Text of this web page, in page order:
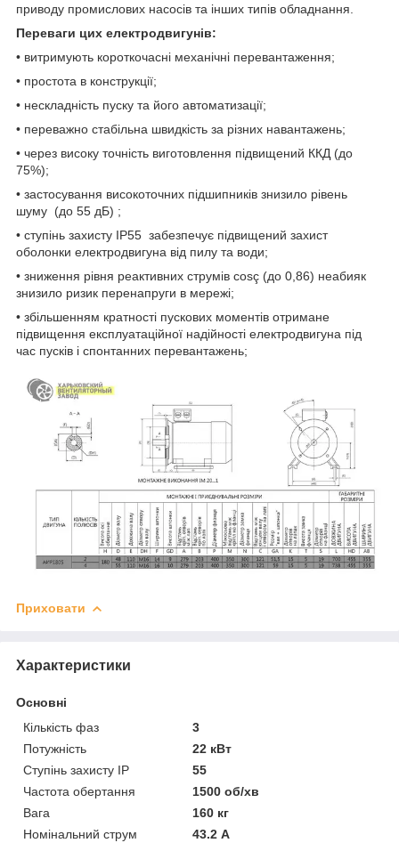
приводу промислових насосів та інших типів обладнання.
Переваги цих електродвигунів:
• витримують короткочасні механічні перевантаження;
• простота в конструкції;
• нескладність пуску та його автоматизації;
• переважно стабільна швидкість за різних навантажень;
• через високу точність виготовлення підвищений ККД (до
75%);
• застосування високоточних підшипників знизило рівень
шуму (до 55 дБ) ;
• ступінь захисту IP55 забезпечує підвищений захист
оболонки електродвигуна від пилу та води;
• зниження рівня реактивних струмів cosç (до 0,86) неабияк
знизило ризик перенапруги в мережі;
• збільшенням кратності пускових моментів отримане
підвищення експлуатаційної надійності електродвигуна під
час пусків і спонтанних перевантажень;
Приховати
Характеристики
Основні
Кількість фаз
3
Потужність
22 кВт
Ступінь захисту IP
55
Частота обертання
1500 об/хв
Вага
160 кг
Номінальний струм
43.2 А